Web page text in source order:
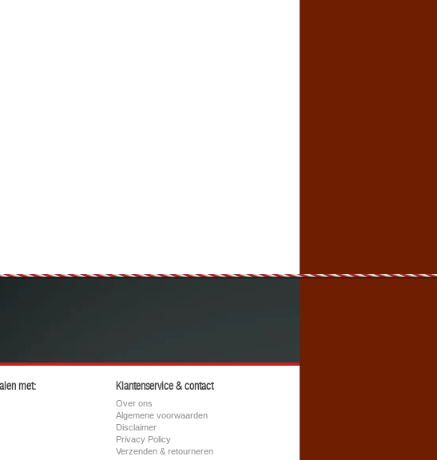
met: Klantenservice & contact
Over ons
Algemene voorwaarden
Disclaimer
Privacy Policy
Verzenden & retourneren